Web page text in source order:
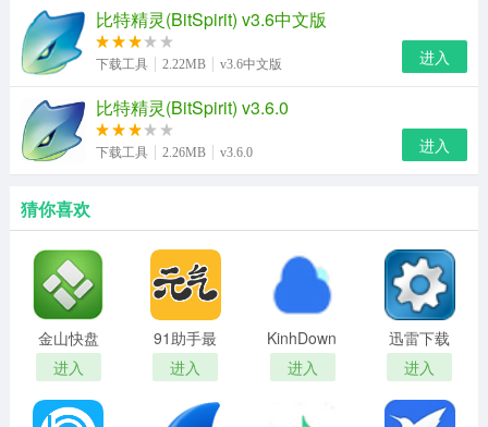
比特精灵(BitSpirit) v3.6中文版
下载工具 2.22MB v3.6中文版 进入
比特精灵(BitSpirit) v3.6.0
下载工具 2.26MB v3.6.0 进入
猜你喜欢
金山快盘
进入
91助手最
新版
进入
KinhDown(百
度网盘不
限速下载
工具)
进入
迅雷下载
限制一键
破解工具
进入